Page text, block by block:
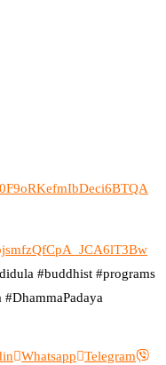
#buddhist #programs
Whatsapp
Telegram